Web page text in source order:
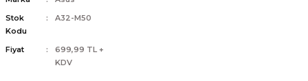
Stok
Kodu
A32-M50
Fiyat
699,99 TL +
KDV